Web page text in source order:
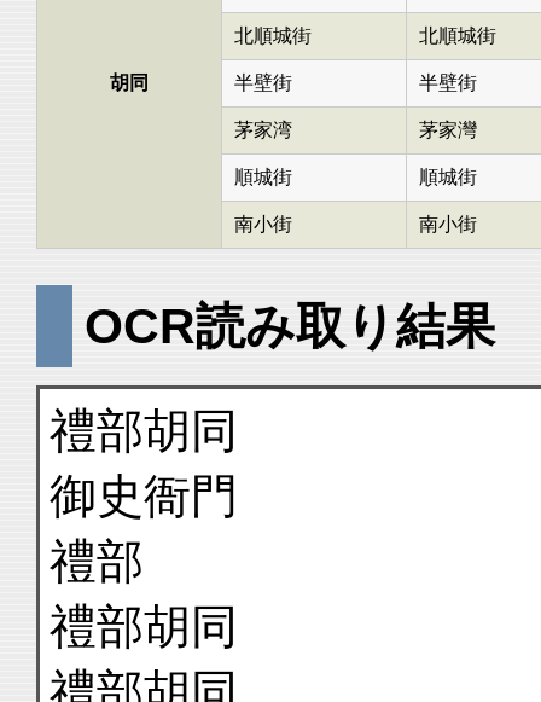
胡同
北順城街 北順城街
半壁街 半壁街
茅家湾 茅家灣
順城街 順城街
南小街 南小街
OCR読み取り結果
禮部胡同
御史衙門
禮部
禮部胡同